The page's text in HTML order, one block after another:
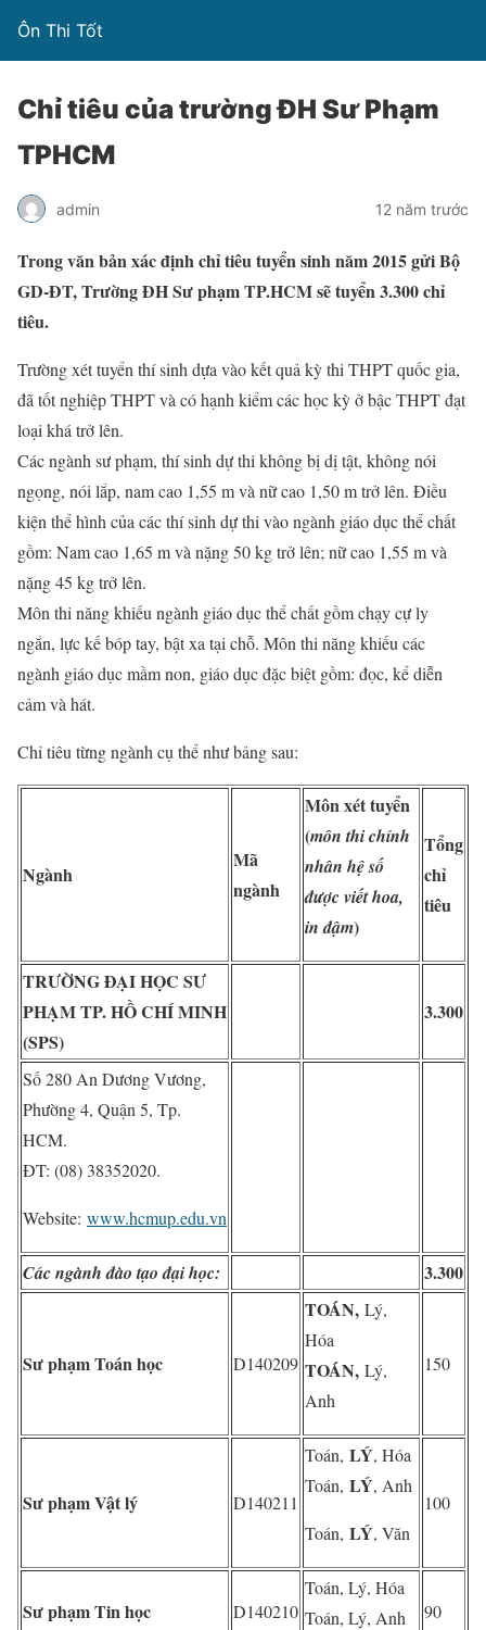
Ôn Thi Tốt
Chỉ tiêu của trường ĐH Sư Phạm
TPHCM
admin 12 năm trước
Trong văn bản xác định chỉ tiêu tuyển sinh năm 2015 gửi Bộ
GD-ĐT, Trường ĐH Sư phạm TP.HCM sẽ tuyển 3.300 chỉ
tiêu.
Trường xét tuyển thí sinh dựa vào kết quả kỳ thi THPT quốc gia,
đã tốt nghiệp THPT và có hạnh kiểm các học kỳ ở bậc THPT đạt
loại khá trở lên.
Các ngành sư phạm, thí sinh dự thi không bị dị tật, không nói
ngọng, nói lắp, nam cao 1,55 m và nữ cao 1,50 m trở lên. Điều
kiện thể hình của các thí sinh dự thi vào ngành giáo dục thể chất
gồm: Nam cao 1,65 m và nặng 50 kg trở lên; nữ cao 1,55 m và
nặng 45 kg trở lên.
Môn thi năng khiếu ngành giáo dục thể chất gồm chạy cự ly
ngắn, lực kế bóp tay, bật xa tại chỗ. Môn thi năng khiếu các
ngành giáo dục mầm non, giáo dục đặc biệt gồm: đọc, kể diễn
cảm và hát.
Chỉ tiêu từng ngành cụ thể như bảng sau:
Ngành
Mã
ngành
Môn xét tuyển
(môn thi chính
nhân hệ số
được viết hoa,
in đậm)
Tổng
chỉ
tiêu
TRƯỜNG ĐẠI HỌC SƯ
PHẠM TP. HỒ CHÍ MINH
(SPS)
3.300
Số 280 An Dương Vương,
Phường 4, Quận 5, Tp.
HCM.
ĐT: (08) 38352020.
Website: www.hcmup.edu.vn
Các ngành đào tạo đại học: 3.300
Sư phạm Toán học D140209
TOÁN, Lý,
Hóa
TOÁN, Lý,
Anh
150
Sư phạm Vật lý D140211
Toán, LÝ, Hóa
Toán, LÝ, Anh
Toán, LÝ, Văn
100
Sư phạm Tin học D140210
Toán, Lý, Hóa
Toán, Lý, Anh
90